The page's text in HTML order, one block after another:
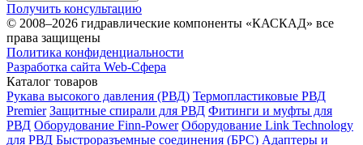
Получить консультацию
© 2008–2026 гидравлические компоненты «КАСКАД» все
права защищены
Политика конфиденциальности
Разработка сайта Web-Сфера
Каталог товаров
Рукава высокого давления (РВД) Термопластиковые РВД
Premier Защитные спирали для РВД Фитинги и муфты для
РВД Оборудование Finn-Power Оборудование Link Technology
для РВД Быстроразъемные соединения (БРС) Адаптеры и